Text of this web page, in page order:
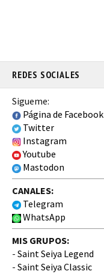
REDES SOCIALES
Sigueme:
Página de Facebook
Twitter
Instagram
Youtube
Mastodon
CANALES:
Telegram
WhatsApp
MIS GRUPOS:
- Saint Seiya Legend
- Saint Seiya Classic